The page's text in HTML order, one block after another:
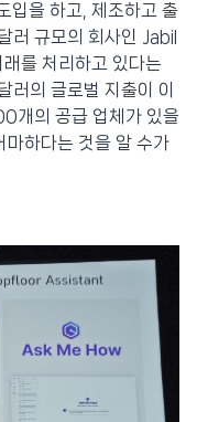
입을 하고, 제조하고 출
러 규모의 회사인 Jabil
를 처리하고 있다는
의 글로벌 지출이 이
개의 공급 업체가 있을
마하다는 것을 알 수가